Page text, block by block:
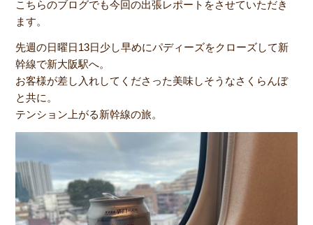
こちらのブログでも今回の出張レポートをさせていただき
ます。
先週の日曜日13日少し早めにパディーズをクローズして新
幹線で新大阪駅へ。
お客様が差し入れしてくださった美味しそうなさくらんぼ
と共に。
テンション上がる新幹線の旅。